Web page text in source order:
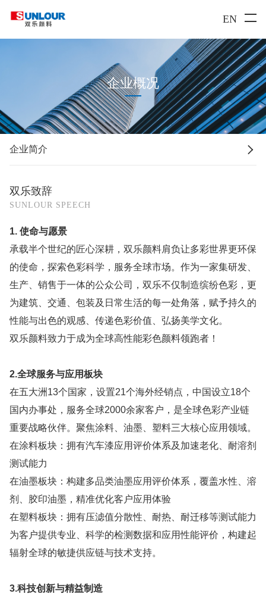
EN
企业概况
企业简介 
双乐致辞
SUNLOUR SPEECH
1. 使命与愿景
承载半个世纪的匠心深耕，双乐颜料肩负让多彩世界更环保
的使命，探索色彩科学，服务全球市场。作为一家集研发、
生产、销售于一体的公众公司，双乐不仅制造缤纷色彩，更
为建筑、交通、包装及日常生活的每一处角落，赋予持久的
性能与出色的观感、传递色彩价值、弘扬美学文化。
双乐颜料致力于成为全球高性能彩色颜料领跑者！
2.全球服务与应用板块
在五大洲13个国家，设置21个海外经销点，中国设立18个
国内办事处，服务全球2000余家客户，是全球色彩产业链
重要战略伙伴。聚焦涂料、油墨、塑料三大核心应用领域。
在涂料板块：拥有汽车漆应用评价体系及加速老化、耐溶剂
测试能力
在油墨板块：构建多品类油墨应用评价体系，覆盖水性、溶
剂、胶印油墨，精准优化客户应用体验
在塑料板块：拥有压滤值分散性、耐热、耐迁移等测试能力
为客户提供专业、科学的检测数据和应用性能评价，构建起
辐射全球的敏捷供应链与技术支持。
3.科技创新与精益制造